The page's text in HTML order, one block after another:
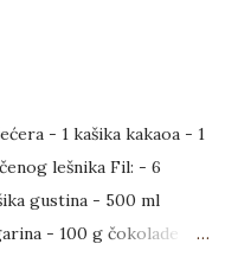
- 1 kašika kakaoa - 1
lešnika Fil: - 6
gustina - 500 ml
- 100 g čokolade